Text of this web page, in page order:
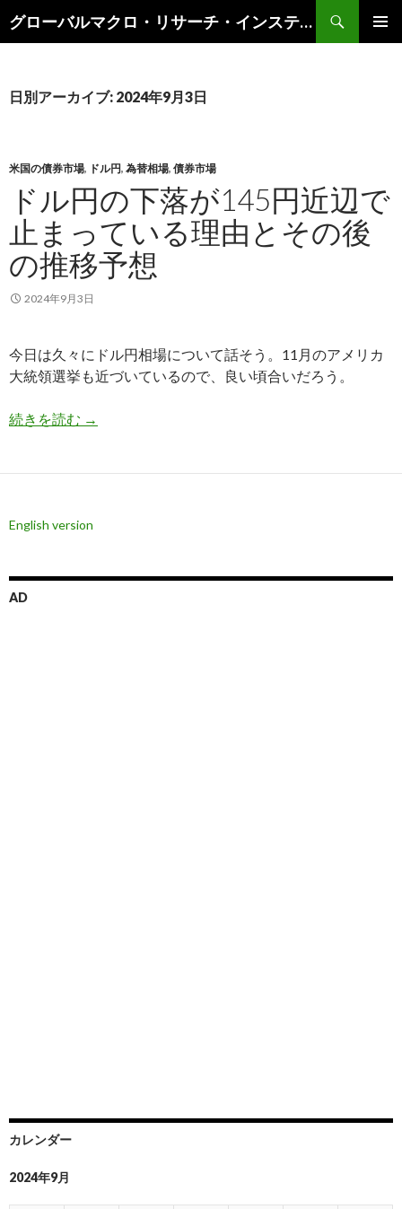
グローバルマクロ・リサーチ・インスティテュート
索
ン
キ
ッ
日別アーカイブ: 2024年9月3日
米国の債券市場, ドル円, 為替相場, 債券市場
ドル円の下落が145円近辺で
止まっている理由とその後
の推移予想
2024年9月3日
今日は久々にドル円相場について話そう。11月のアメリカ
大統領選挙も近づいているので、良い頃合いだろう。
続きを読む ドル円の下落が145円近辺で止まっている理由と
→
English version
AD
カレンダー
2024年9月